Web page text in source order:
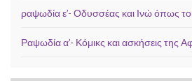
ραψωδία ε’- Οδυσσέας και Ινώ όπως
Ραψωδία α’- Κόμικς και ασκήσεις της